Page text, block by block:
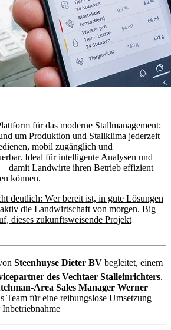
für das moderne Stallmanagement:
um Produktion und Stallklima jederzeit
mobil zugänglich und
Ideal für intelligente Analysen und
– damit Landwirte ihren Betrieb effizient
können.
deutlich: Wer bereit ist, in gute Lösungen
die Landwirtschaft von morgen. Big
dieses zukunftsweisende Projekt
Steenhuyse Dieter BV begleitet, einem
des Vechtaer Stalleinrichters.
Area Sales Manager Werner
Team für eine reibungslose Umsetzung –